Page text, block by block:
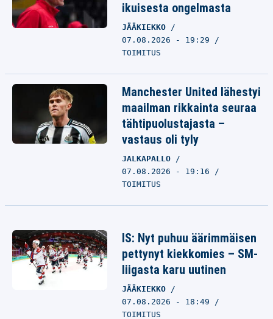
ikuisesta ongelmasta
JÄÄKIEKKO
07.08.2026 - 19:29
TOIMITUS
Manchester United lähestyi
maailman rikkainta seuraa
tähtipuolustajasta –
vastaus oli tyly
JALKAPALLO
07.08.2026 - 19:16
TOIMITUS
IS: Nyt puhuu äärimmäisen
pettynyt kiekkomies – SM-
liigasta karu uutinen
JÄÄKIEKKO
07.08.2026 - 18:49
TOIMITUS